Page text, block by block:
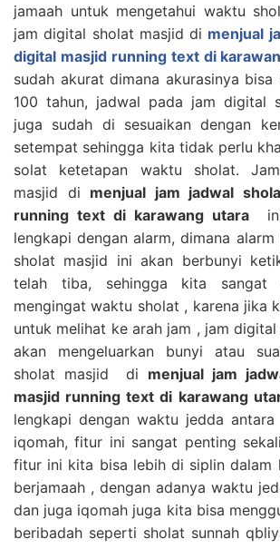
jamaah untuk mengetahui waktu
jam digital sholat masjid di menjual
digital masjid running text di
sudah akurat dimana akurasinya bisa
100 tahun, jadwal pada jam digital
juga sudah di sesuaikan dengan
setempat sehingga kita tidak perlu
solat ketetapan waktu sholat.
masjid di menjual jam jadwal
running text di karawang utara ini
lengkapi dengan alarm, dimana
sholat masjid ini akan berbunyi
telah tiba, sehingga kita sangat
mengingat waktu sholat , karena jika
untuk melihat ke arah jam , jam
akan mengeluarkan bunyi atau
sholat masjid di menjual jam
masjid running text di karawang
lengkapi dengan waktu jedda
iqomah, fitur ini sangat penting
fitur ini kita bisa lebih di siplin dalam
berjamaah , dengan adanya waktu
dan juga iqomah juga kita bisa
beribadah seperti sholat sunnah